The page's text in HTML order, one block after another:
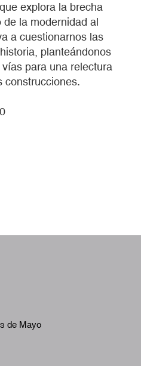
explora la brecha
la modernidad al
a cuestionarnos las
planteándonos
para una relectura
construcciones.
de Mayo